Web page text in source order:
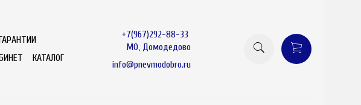
КАТАЛОГ
+7(967)292-88-33
МО, Домодедово
info@pnevmodobro.ru